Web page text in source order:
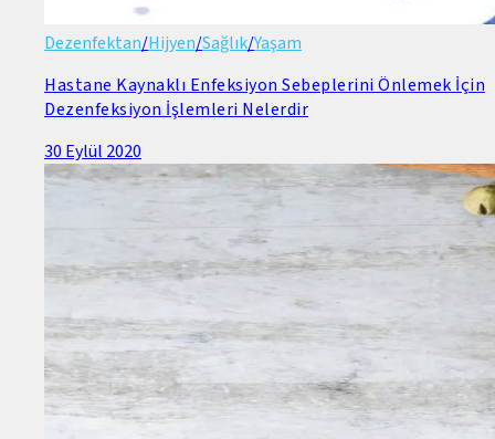
Dezenfektan/Hijyen/Sağlık/Yaşam
Hastane Kaynaklı Enfeksiyon Sebeplerini Önlemek İçin
Dezenfeksiyon İşlemleri Nelerdir
30 Eylül 2020